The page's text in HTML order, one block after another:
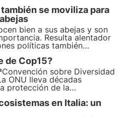
se moviliza para
bien a sus abejas y son
Resulta alentador
políticas también
de presentar
para salvaguardar a estos
quienes los cuidan.
de Cop15?
Convención sobre Diversidad
ONU lleva décadas
protección de la
poco espacio que se le
y elfracaso previo del
el futuro del nuevo
en Italia: un